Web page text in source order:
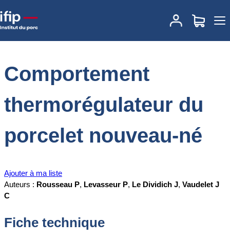
Accueil
Comportement thermorégulateur du
porcelet nouveau-né
Comportement
thermorégulateur du
porcelet nouveau-né
Ajouter à ma liste
Auteurs : Rousseau P, Levasseur P, Le Dividich J, Vaudelet J
C
Fiche technique